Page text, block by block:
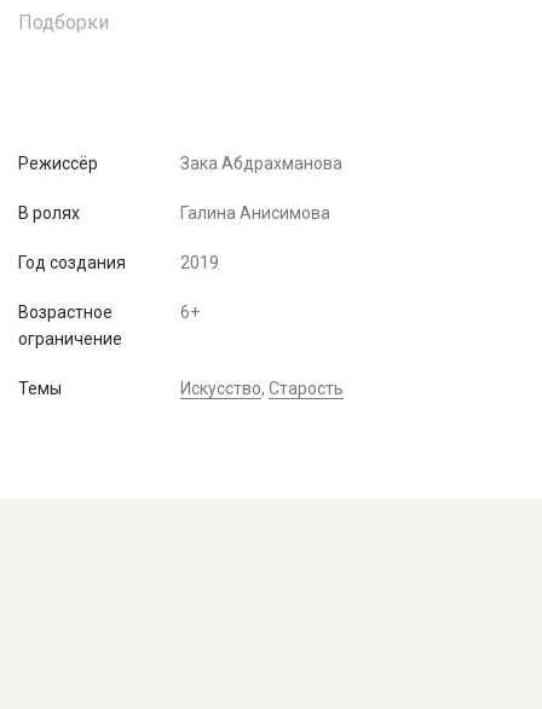
Подборки
Режиссёр Зака Абдрахманова
В ролях Галина Анисимова
Год создания 2019
Возрастное
ограничение
6+
Темы Искусство, Старость